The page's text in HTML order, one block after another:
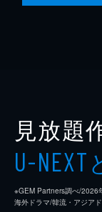
見放題
U-NEXT
※GEM Partners調べ/2026
海外ドラマ/韓流・アジア